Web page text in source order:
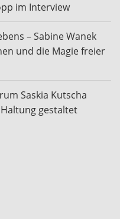
im Interview
– Sabine Wanek
und die Magie freier
Saskia Kutscha
gestaltet